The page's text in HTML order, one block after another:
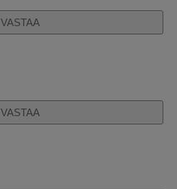
VASTAA
VASTAA